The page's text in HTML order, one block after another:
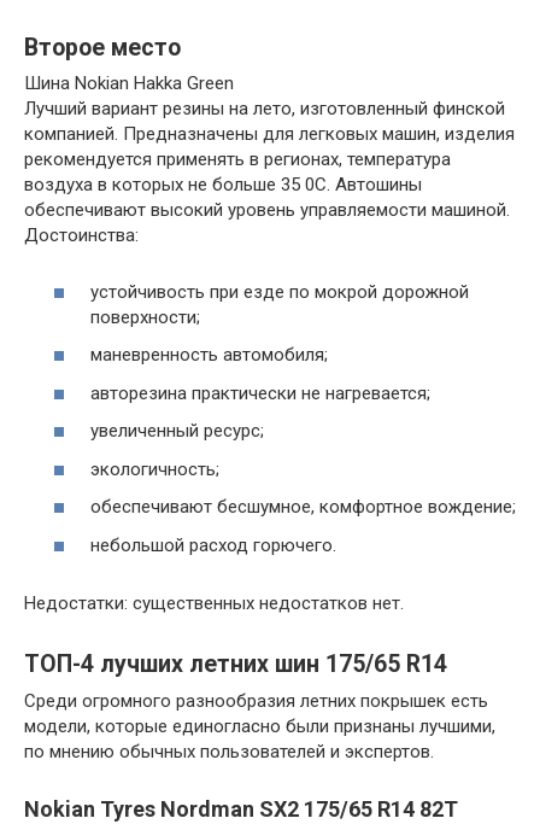
Второе место
Шина Nokian Hakka Green
Лучший вариант резины на лето, изготовленный финской
компанией. Предназначены для легковых машин, изделия
рекомендуется применять в регионах, температура
воздуха в которых не больше 35 0С. Автошины
обеспечивают высокий уровень управляемости машиной.
Достоинства:
устойчивость при езде по мокрой дорожной
поверхности;
маневренность автомобиля;
авторезина практически не нагревается;
увеличенный ресурс;
экологичность;
обеспечивают бесшумное, комфортное вождение;
небольшой расход горючего.
Недостатки: существенных недостатков нет.
ТОП-4 лучших летних шин 175/65 R14
Среди огромного разнообразия летних покрышек есть
модели, которые единогласно были признаны лучшими,
по мнению обычных пользователей и экспертов.
Nokian Tyres Nordman SX2 175/65 R14 82T